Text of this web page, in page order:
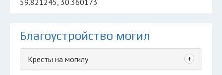
59.821245, 30.360173
Благоустройство могил
Кресты на могилу +